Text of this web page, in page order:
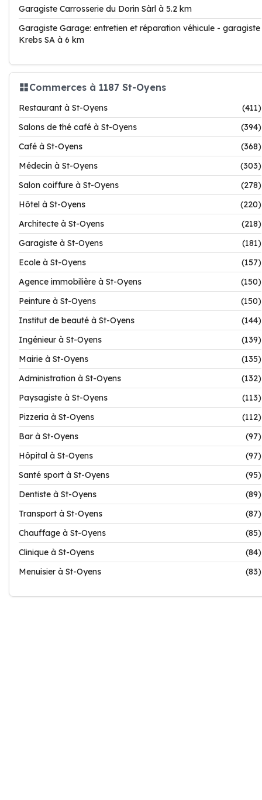
Garagiste Carrosserie du Dorin Sàrl à 5.2 km
Garagiste Garage: entretien et réparation véhicule - garagiste
Krebs SA à 6 km
Commerces à 1187 St-Oyens
Restaurant à St-Oyens
(411)
Salons de thé café à St-Oyens
(394)
Café à St-Oyens
(368)
Médecin à St-Oyens
(303)
Salon coiffure à St-Oyens
(278)
Hôtel à St-Oyens
(220)
Architecte à St-Oyens
(218)
Garagiste à St-Oyens
(181)
Ecole à St-Oyens
(157)
Agence immobilière à St-Oyens
(150)
Peinture à St-Oyens
(150)
Institut de beauté à St-Oyens
(144)
Ingénieur à St-Oyens
(139)
Mairie à St-Oyens
(135)
Administration à St-Oyens
(132)
Paysagiste à St-Oyens
(113)
Pizzeria à St-Oyens
(112)
Bar à St-Oyens
(97)
Hôpital à St-Oyens
(97)
Santé sport à St-Oyens
(95)
Dentiste à St-Oyens
(89)
Transport à St-Oyens
(87)
Chauffage à St-Oyens
(85)
Clinique à St-Oyens
(84)
Menuisier à St-Oyens
(83)